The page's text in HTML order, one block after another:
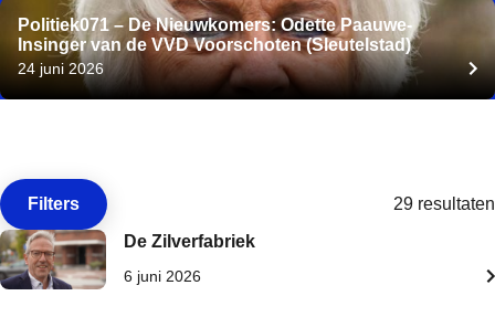
Politiek071 – De Nieuwkomers: Odette Paauwe-
Insinger van de VVD Voorschoten (Sleutelstad)
24 juni 2026
Open de
Filters
29 resultaten
De Zilverfabriek
6 juni 2026